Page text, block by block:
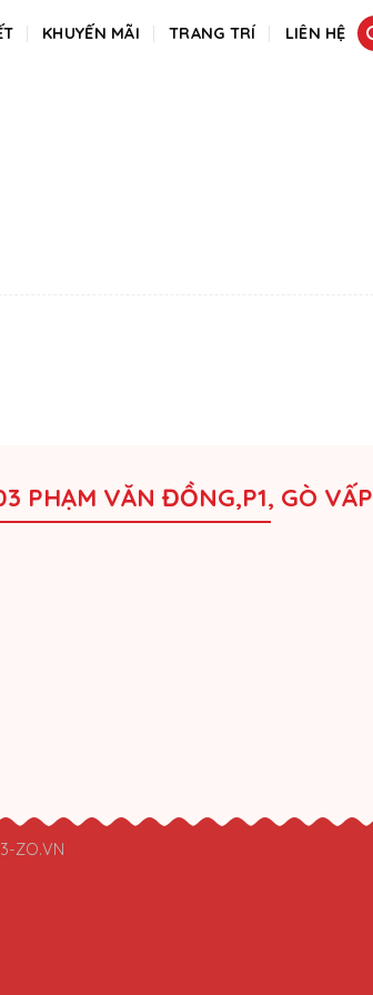
KHUYẾN MÃI TRANG TRÍ LIÊN HỆ
PHẠM VĂN ĐỒNG,P1, GÒ VẤP
ZO.VN